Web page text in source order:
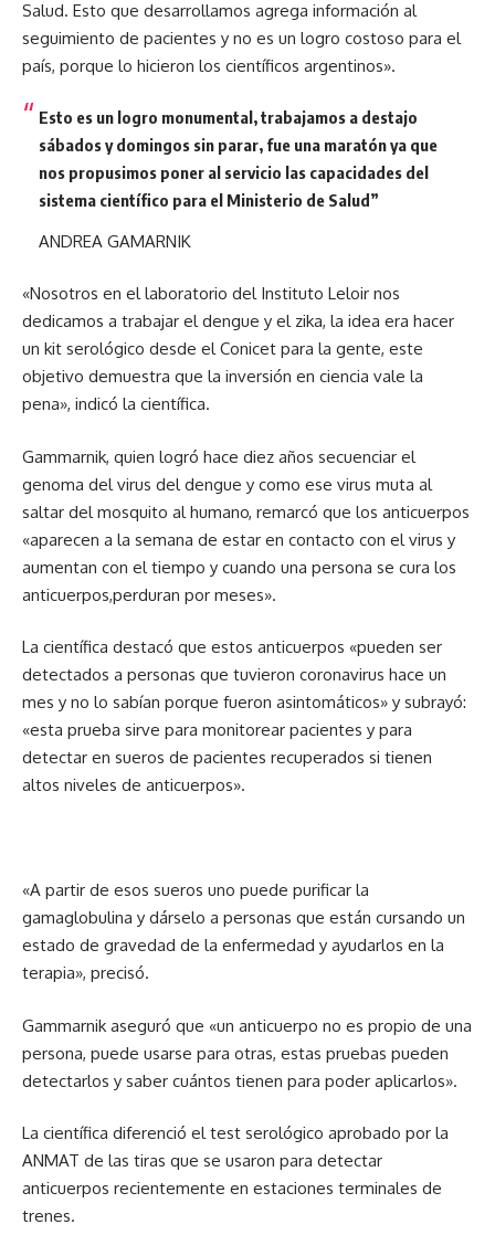
Salud. Esto que desarrollamos agrega información al
seguimiento de pacientes y no es un logro costoso para el
país, porque lo hicieron los científicos argentinos».
Esto es un logro monumental, trabajamos a destajo
sábados y domingos sin parar, fue una maratón ya que
nos propusimos poner al servicio las capacidades del
sistema científico para el Ministerio de Salud”
ANDREA GAMARNIK
«Nosotros en el laboratorio del Instituto Leloir nos
dedicamos a trabajar el dengue y el zika, la idea era hacer
un kit serológico desde el Conicet para la gente, este
objetivo demuestra que la inversión en ciencia vale la
pena», indicó la científica.
Gammarnik, quien logró hace diez años secuenciar el
genoma del virus del dengue y como ese virus muta al
saltar del mosquito al humano, remarcó que los anticuerpos
«aparecen a la semana de estar en contacto con el virus y
aumentan con el tiempo y cuando una persona se cura los
anticuerpos,perduran por meses».
La científica destacó que estos anticuerpos «pueden ser
detectados a personas que tuvieron coronavirus hace un
mes y no lo sabían porque fueron asintomáticos» y subrayó:
«esta prueba sirve para monitorear pacientes y para
detectar en sueros de pacientes recuperados si tienen
altos niveles de anticuerpos».
«A partir de esos sueros uno puede purificar la
gamaglobulina y dárselo a personas que están cursando un
estado de gravedad de la enfermedad y ayudarlos en la
terapia», precisó.
Gammarnik aseguró que «un anticuerpo no es propio de una
persona, puede usarse para otras, estas pruebas pueden
detectarlos y saber cuántos tienen para poder aplicarlos».
La científica diferenció el test serológico aprobado por la
ANMAT de las tiras que se usaron para detectar
anticuerpos recientemente en estaciones terminales de
trenes.